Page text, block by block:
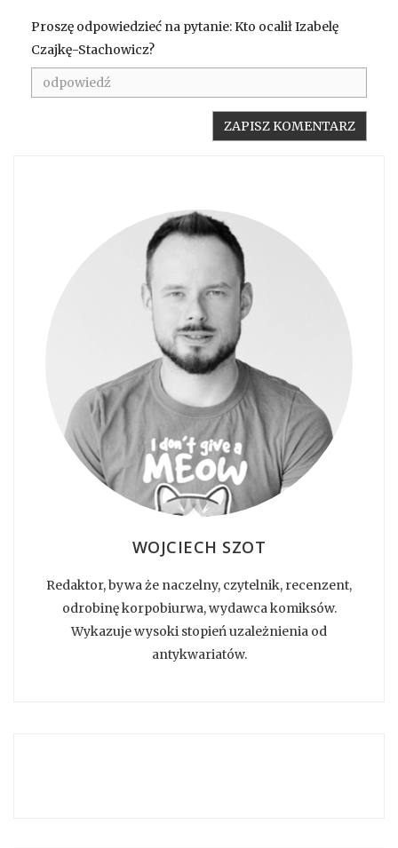
Proszę odpowiedzieć na pytanie: Kto ocalił Izabelę
Czajkę-Stachowicz?
WOJCIECH SZOT
Redaktor, bywa że naczelny, czytelnik, recenzent,
odrobinę korpobiurwa, wydawca komiksów.
Wykazuje wysoki stopień uzależnienia od
antykwariatów.